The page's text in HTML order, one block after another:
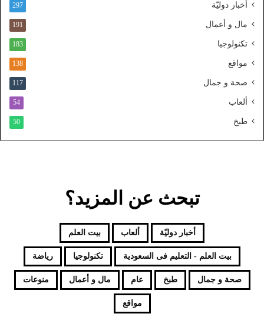
ا
م
و
د
أخبار دوليّة 297
مال و أعمال 191
تكنولوجيا 183
مواقع 138
صحة و جمال 117
ألعاب 54
طبخ 50
تبحث عن المزيد؟
أخبار دوليّة ألعاب بيت العلم
بيت العلم - التعليم فى السعودية تكنولوجيا رياضة
صحة و جمال طبخ عام مال و أعمال منوعات
مواقع